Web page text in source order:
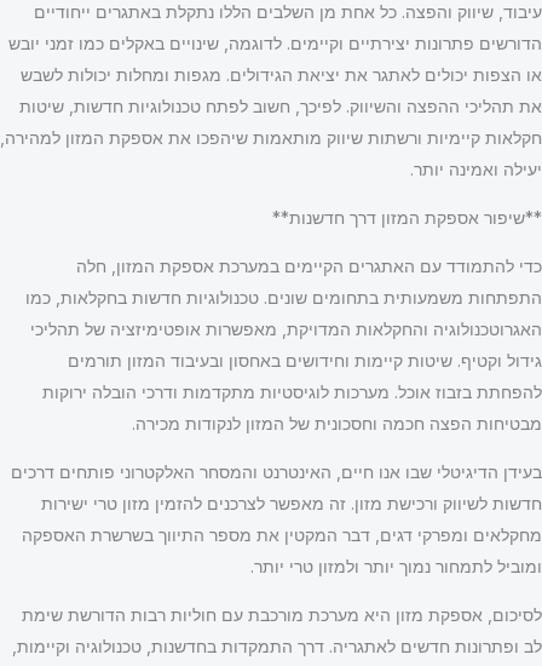
עיבוד, שיווק והפצה. כל אחת מן השלבים הללו נתקלת באתגרים ייחודיים
הדורשים פתרונות יצירתיים וקיימים. לדוגמה, שינויים באקלים כמו זמני יובש
או הצפות יכולים לאתגר את יציאת הגידולים. מגפות ומחלות יכולות לשבש
את תהליכי ההפצה והשיווק. לפיכך, חשוב לפתח טכנולוגיות חדשות, שיטות
חקלאות קיימיות ורשתות שיווק מותאמות שיהפכו את אספקת המזון למהירה,
יעילה ואמינה יותר.
**שיפור אספקת המזון דרך חדשנות**
כדי להתמודד עם האתגרים הקיימים במערכת אספקת המזון, חלה
התפתחות משמעותית בתחומים שונים. טכנולוגיות חדשות בחקלאות, כמו
האגרוטכנולוגיה והחקלאות המדויקת, מאפשרות אופטימיזציה של תהליכי
גידול וקטיף. שיטות קיימות וחידושים באחסון ובעיבוד המזון תורמים
להפחתת בזבוז אוכל. מערכות לוגיסטיות מתקדמות ודרכי הובלה ירוקות
מבטיחות הפצה חכמה וחסכונית של המזון לנקודות מכירה.
בעידן הדיגיטלי שבו אנו חיים, האינטרנט והמסחר האלקטרוני פותחים דרכים
חדשות לשיווק ורכישת מזון. זה מאפשר לצרכנים להזמין מזון טרי ישירות
מחקלאים ומפרקי דגים, דבר המקטין את מספר התיווך בשרשרת האספקה
ומוביל לתמחור נמוך יותר ולמזון טרי יותר.
לסיכום, אספקת מזון היא מערכת מורכבת עם חוליות רבות הדורשת שימת
לב ופתרונות חדשים לאתגריה. דרך התמקדות בחדשנות, טכנולוגיה וקיימות,